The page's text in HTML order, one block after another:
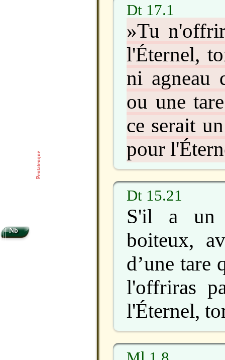
Dt 17.1
»Tu
l'Éternel,
ni agneau
ou une
ce serait
pour
Dt 15.21
S'il a un
boiteux,
d’une tare
l'offriras
l'Éternel,
Nb
Pentateuque